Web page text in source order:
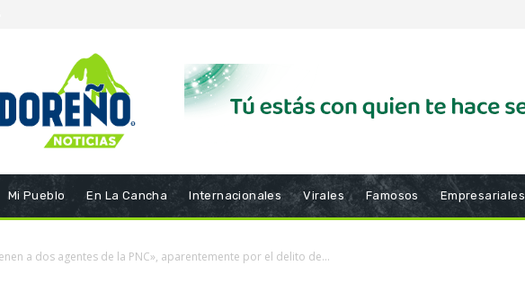
Mi Pueblo En La Cancha Internacionales Virales Famosos Empresariales
a dos agentes de la PNC», aparentemente por el delito de...